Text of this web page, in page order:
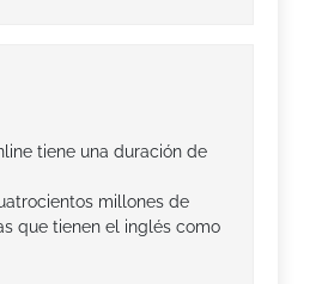
tiene una duración de
millones de
que tienen el inglés como